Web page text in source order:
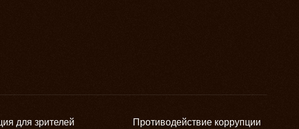
для зрителей Противодействие коррупции